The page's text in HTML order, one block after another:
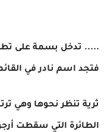
..... تدخل بسمة على
فتجد اسم نادر في
ثرية تنظر نحوها وهي
الطائرة التي سقطت